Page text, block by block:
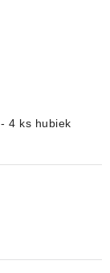
- 4 ks hubiek